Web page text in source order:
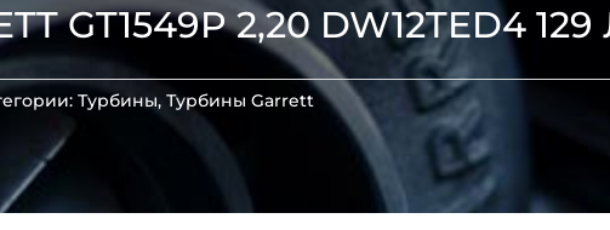
GT1549P 2,20 DW12TED4 129
Турбины,Турбины Garrett